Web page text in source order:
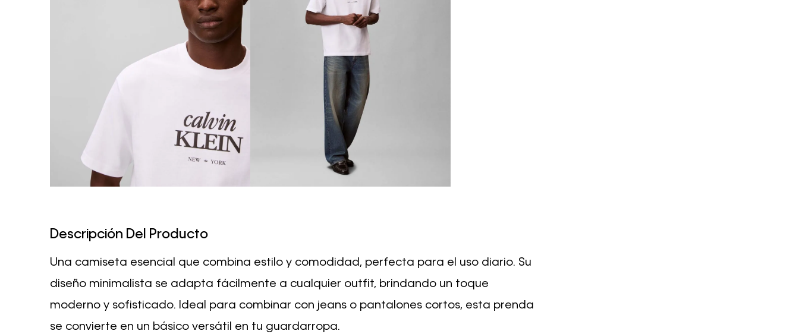
Descripción Del Producto
Una camiseta esencial que combina estilo y comodidad, perfecta para el uso diario. Su
diseño minimalista se adapta fácilmente a cualquier outfit, brindando un toque
moderno y sofisticado. Ideal para combinar con jeans o pantalones cortos, esta prenda
se convierte en un básico versátil en tu guardarropa.